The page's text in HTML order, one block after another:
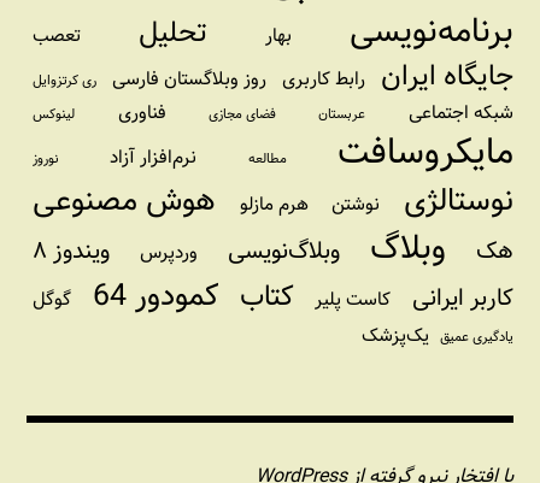
برنامه‌نویسی بهار تحلیل تعصب
جایگاه ایران رابط کاربری روز وبلاگستان فارسی ری کرتزوایل
شبکه اجتماعی عربستان فضای مجازی فناوری لینوکس
مایکروسافت مطالعه نرم‌افزار آزاد نوروز
نوستالژی نوشتن هرم مازلو هوش مصنوعی
هک وبلاگ وبلاگ‌نویسی وردپرس
ویندوز ۸
کاربر ایرانی
کاست پلیر کتاب کمودور 64 گوگل
یادگیری عمیق یک‌پزشک